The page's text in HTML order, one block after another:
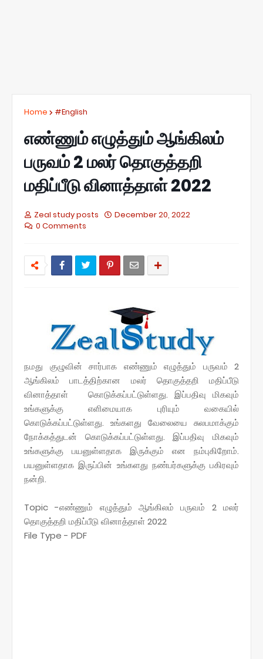
Home #English
எண்ணும் எழுத்தும் ஆங்கிலம்
பருவம் 2 மலர் தொகுத்தறி
மதிப்பீடு வினாத்தாள் 2022
Zeal study posts
December 20, 2022
0 Comments
நமது குழுவின் சார்பாக எண்ணும் எழுத்தும் பருவம் 2
ஆங்கிலம் பாடத்திற்கான மலர் தொகுத்தறி மதிப்பீடு
வினாத்தாள் கொடுக்கப்பட்டுள்ளது. இப்பதிவு மிகவும்
உங்களுக்கு எளிமையாக புரியும் வகையில்
கொடுக்கப்பட்டுள்ளது. உங்களது வேலையை சுலபமாக்கும்
நோக்கத்துடன் கொடுக்கப்பட்டுள்ளது. இப்பதிவு மிகவும்
உங்களுக்கு பயனுள்ளதாக இருக்கும் என நம்புகிறோம்.
பயனுள்ளதாக இருப்பின் உங்களது நண்பர்களுக்கு பகிரவும்
நன்றி.
Topic -எண்ணும் எழுத்தும் ஆங்கிலம் பருவம் 2 மலர்
தொகுத்தறி மதிப்பீடு வினாத்தாள் 2022
File Type - PDF